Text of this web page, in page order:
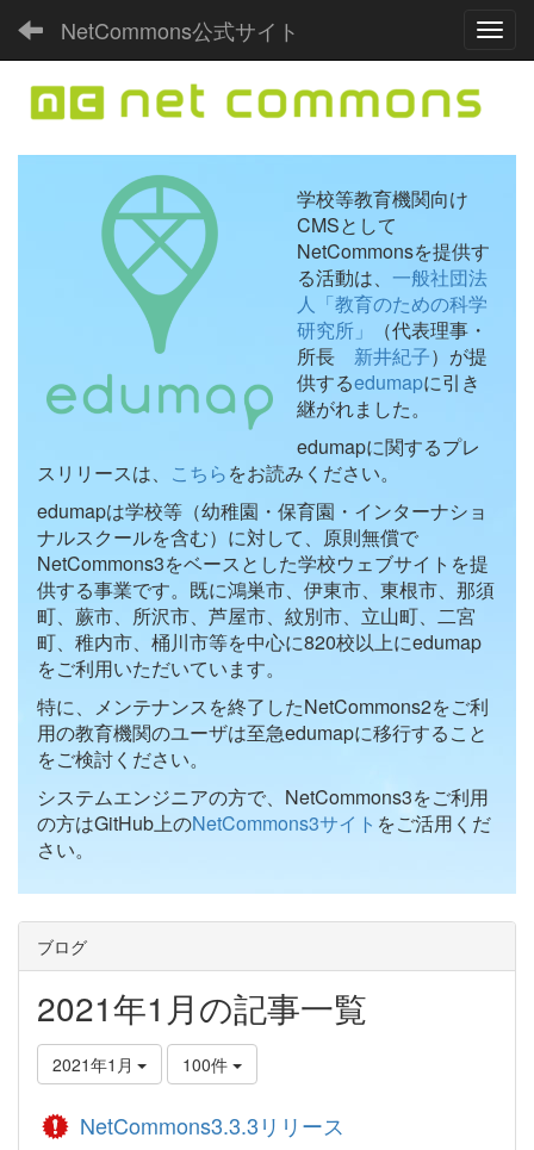
NetCommons公式サイト
学校等教育機関向け
CMSとして
NetCommonsを提供す
る活動は、 一般社団法
人「教育のための科学
研究所」
（代表理事・
所長 新井紀子）が提
供するedumapに引き
継がれました。
edumapに関するプレ
スリリースは、 こちらをお読みください。
edumapは学校等（幼稚園・保育園・インターナショ
ナルスクールを含む）に対して、原則無償で
NetCommons3をベースとした学校ウェブサイトを提
供する事業です。既に鴻巣市、伊東市、東根市、那須
町、蕨市、所沢市、芦屋市、紋別市、立山町、二宮
町、稚内市、桶川市等を中心に820校以上にedumap
をご利用いただいています。
特に、メンテナンスを終了したNetCommons2をご利
用の教育機関のユーザは至急edumapに移行すること
をご検討ください。
システムエンジニアの方で、NetCommons3をご利用
の方はGitHub上のNetCommons3サイト をご活用くだ
さい。
ブログ
2021年1月の記事一覧
2021年1月 100件
NetCommons3.3.3リリース